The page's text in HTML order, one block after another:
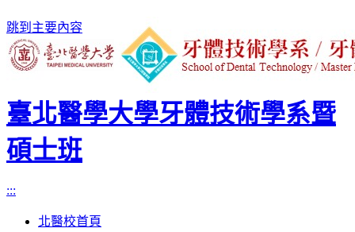
跳到主要內容
臺北醫學大學牙體技術學系暨
碩士班
:::
北醫校首頁